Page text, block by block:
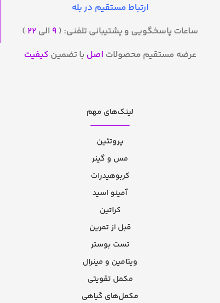
ارتباط مستقیم در بله
ساعات پاسخگویی و پشتیبانی تلفنی: ( ۹ الی ۲۲ )
عرضه مستقیم محصولات اصل با تضمین کیفیت
لینک‌های مهم
پروتئین
مس و گینر
کربوهیدرات
آمینو اسید
کراتین
قبل از تمرین
تست بوستر
ویتامین و مینرال
مکمل تقویتی
مکمل‌های گیاهی